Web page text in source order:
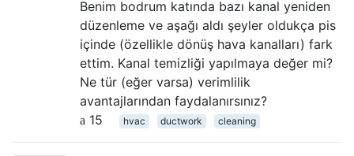
Benim bodrum katında bazı kanal yeniden
düzenleme ve aşağı aldı şeyler oldukça pis
içinde (özellikle dönüş hava kanalları) fark
ettim. Kanal temizliği yapılmaya değer mi?
Ne tür (eğer varsa) verimlilik
avantajlarından faydalanırsınız?
15
hvac ductwork cleaning